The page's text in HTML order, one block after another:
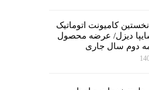
نخستین کامیونت اتوماتیک
دیزل/ عرضه محصول
دوم سال جاری